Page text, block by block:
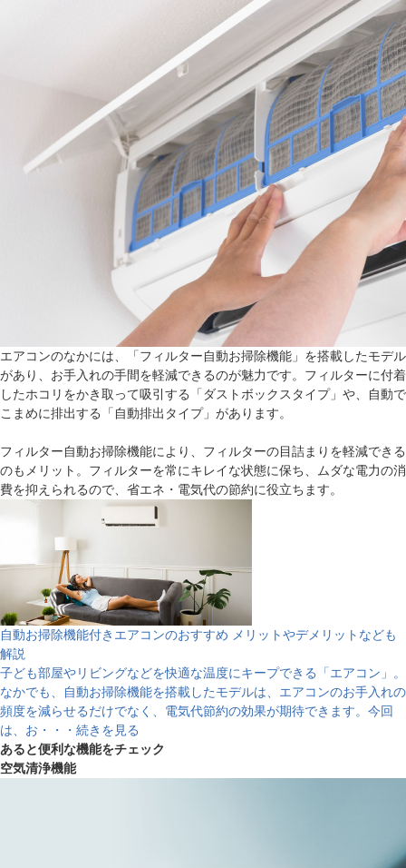
エアコンのなかには、「フィルター自動お掃除機能」を搭載したモデル
があり、お手入れの手間を軽減できるのが魅力です。フィルターに付着
したホコリをかき取って吸引する「ダストボックスタイプ」や、自動で
こまめに排出する「自動排出タイプ」があります。
フィルター自動お掃除機能により、フィルターの目詰まりを軽減できる
のもメリット。フィルターを常にキレイな状態に保ち、ムダな電力の消
費を抑えられるので、省エネ・電気代の節約に役立ちます。
自動お掃除機能付きエアコンのおすすめ メリットやデメリットなども
解説
子ども部屋やリビングなどを快適な温度にキープできる「エアコン」。
なかでも、自動お掃除機能を搭載したモデルは、エアコンのお手入れの
頻度を減らせるだけでなく、電気代節約の効果が期待できます。今回
は、お・・・続きを見る
あると便利な機能をチェック
空気清浄機能